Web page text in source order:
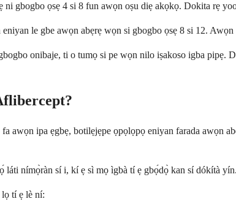
ni gbogbo ọsẹ 4 si 8 fun awọn oṣu diẹ akọkọ. Dokita rẹ
le gbe awọn abẹrẹ wọn si gbogbo ọsẹ 8 si 12.
onibaje, ti o tumọ si pe wọn nilo iṣakoso igba
awọn ipa ẹgbẹ, botilẹjẹpe ọpọlọpọ eniyan farada awọn
nímọ̀ràn sí i, kí ẹ sì mọ ìgbà tí ẹ gbọ́dọ̀ kan sí dókítà
tí ẹ lè ní: